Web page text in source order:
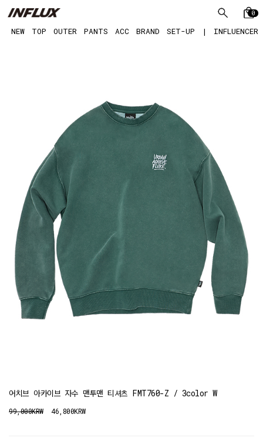
0
NEW TOP OUTER PANTS ACC BRAND SET-UP | INFLUENCER
어치브 아카이브 자수 맨투맨 티셔츠 FMT760-Z / 3color W
99,000KRW 46,800KRW